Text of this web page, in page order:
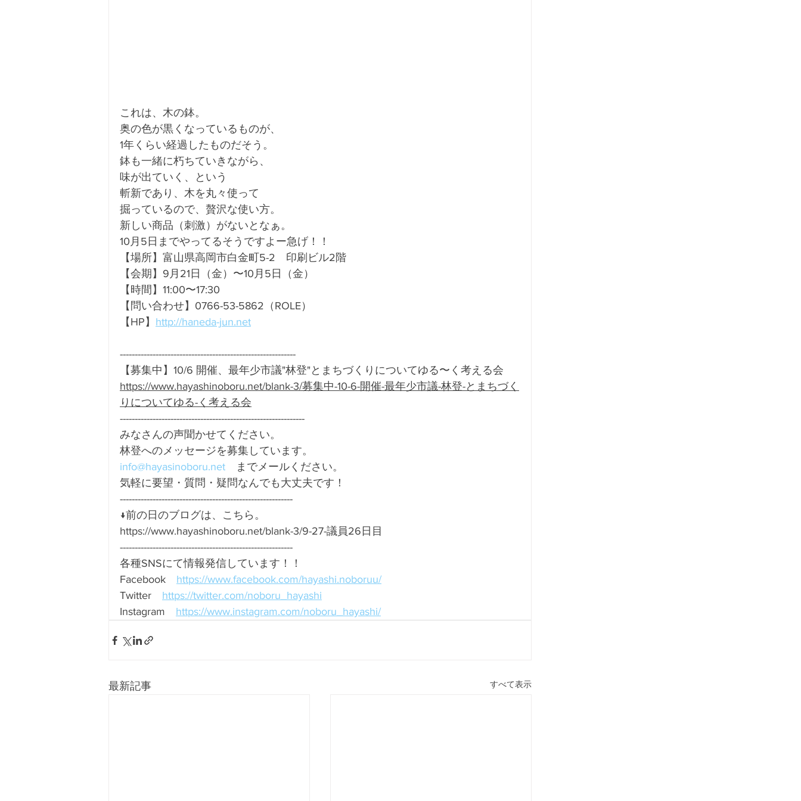
これは、木の鉢。
奥の色が黒くなっているものが、
1年くらい経過したものだそう。
鉢も一緒に朽ちていきながら、
味が出ていく、という
斬新であり、木を丸々使って
掘っているので、贅沢な使い方。
新しい商品（刺激）がないとなぁ。
10月5日までやってるそうですよー急げ！！
【場所】富山県高岡市白金町5-2　印刷ビル2階
【会期】9月21日（金）〜10月5日（金）
【時間】11:00〜17:30
【問い合わせ】0766-53-5862（ROLE）
【HP】 http://haneda-jun.net
-----------------------------------------------------------
【募集中】10/6 開催、最年少市議"林登"とまちづくりについてゆる〜く考える会
https://www.hayashinoboru.net/blank-3/募集中-10-6-開催-最年少市議-林登-とまちづく
りについてゆる-く考える会
--------------------------------------------------------------
みなさんの声聞かせてください。
林登へのメッセージを募集しています。
info@hayasinoboru.net までメールください。
気軽に要望・質問・疑問なんでも大丈夫です！
----------------------------------------------------------
↓前の日のブログは、こちら。
https://www.hayashinoboru.net/blank-3/9-27-議員26日目
----------------------------------------------------------
各種SNSにて情報発信しています！！
Facebook https://www.facebook.com/hayashi.noboruu/
Twitter https://twitter.com/noboru_hayashi
Instagram https://www.instagram.com/noboru_hayashi/
最新記事 すべて表示